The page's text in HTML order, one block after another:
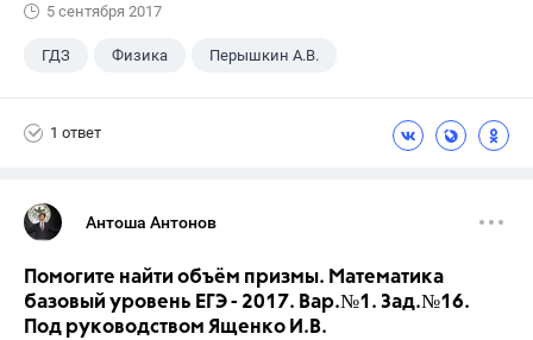
5 сентября 2017
ГДЗ Физика Перышкин А.В.
1 ответ
Антоша Антонов
Помогите найти объём призмы. Математика
базовый уровень ЕГЭ - 2017. Вар.№1. Зад.№16.
Под руководством Ященко И.В.